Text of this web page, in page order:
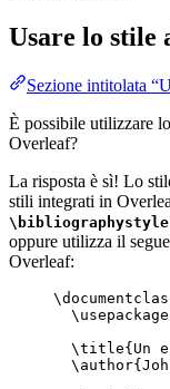
Usare lo stile
Sezione intitolata
È possibile utilizzare
Overleaf?
La risposta è sì! Lo
stili integrati in
oppure utilizza il
Overleaf:
\usepackage
\title{Un
\author